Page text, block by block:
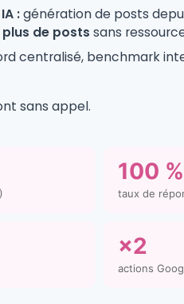
:génération de posts
de posts sans
centralisé, benchmark
sans appel.
100 %
taux de
×2
actions